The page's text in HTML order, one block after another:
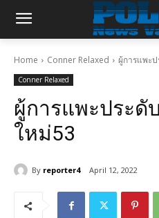
Home Conner Relaxed ผู้การแพะ
Conner Relaxed
ผู้การแพะประดั
ใหม่53
By reporter4 April 12, 2022